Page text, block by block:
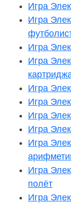
Игра
Игра
Игра
Игра
Игра
Игра
Игра
Игра
Игра
Игра
полёт
Игра